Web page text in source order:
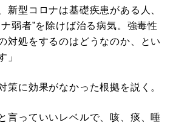
新型コロナは基礎疾患がある人、
弱者”を除けば治る病気。強毒性
対処をするのはどうなのか、とい
」
に効果がなかった根拠を説く。
言っていいレベルで、咳、痰、唾